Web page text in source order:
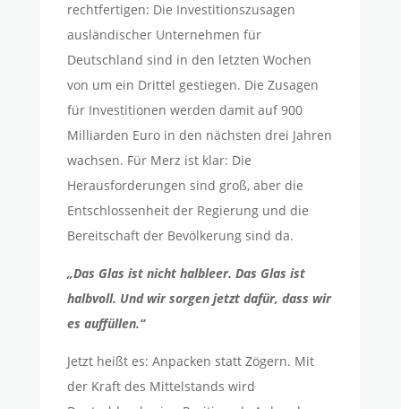
rechtfertigen: Die Investitionszusagen
ausländischer Unternehmen für
Deutschland sind in den letzten Wochen
von um ein Drittel gestiegen. Die Zusagen
für Investitionen werden damit auf 900
Milliarden Euro in den nächsten drei Jahren
wachsen. Für Merz ist klar: Die
Herausforderungen sind groß, aber die
Entschlossenheit der Regierung und die
Bereitschaft der Bevölkerung sind da.
„Das Glas ist nicht halbleer. Das Glas ist
halbvoll. Und wir sorgen jetzt dafür, dass wir
es auffüllen.“
Jetzt heißt es: Anpacken statt Zögern. Mit
der Kraft des Mittelstands wird